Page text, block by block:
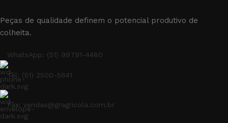
Peças de qualidade definem o potencial produtivo de
colheita.
WhatsApp: (51) 99791-4480
Tel: (51) 2500-5641
Fax: vendas@gragricola.com.br